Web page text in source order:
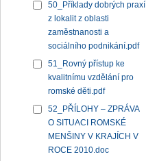
50_Příklady dobrých praxí
z lokalit z oblasti
zaměstnanosti a
sociálního podnikání.pdf
51_Rovný přístup ke
kvalitnímu vzdělání pro
romské děti.pdf
52_PŘÍLOHY – ZPRÁVA
O SITUACI ROMSKÉ
MENŠINY V KRAJÍCH V
ROCE 2010.doc